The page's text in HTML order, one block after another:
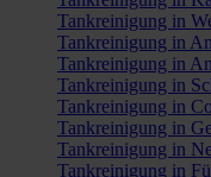
Tankreinigung in
Tankreinigung in
Tankreinigung in
Tankreinigung in
Tankreinigung in
Tankreinigung in
Tankreinigung in
Tankreinigung in